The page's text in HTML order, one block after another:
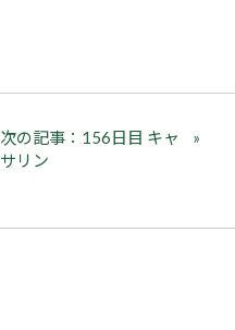
次の記事：156日目 キャ
サリン